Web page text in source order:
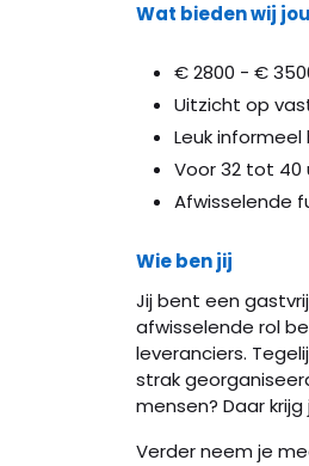
Wat bieden wij jou
€ 2800 - €
Uitzicht op
Leuk informeel
Voor 32 tot 40
Afwisselende
Wie ben jij
Jij bent een
afwisselende rol
leveranciers.
strak
mensen? Daar
Verder neem je